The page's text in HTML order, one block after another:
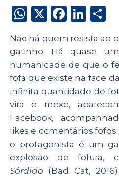
W
a
ts
A
p
p
X
F
c
e
b
o
o
k
Li
k
e
dI
n
a
Não há quem resista ao
gatinho. Há quase
humanidade de que o
fofa que existe na face
infinita quantidade de
vira e mexe,
Facebook,
likes e comentários
o protagonista é um
explosão de fofura,
Sórdido (Bad Cat,